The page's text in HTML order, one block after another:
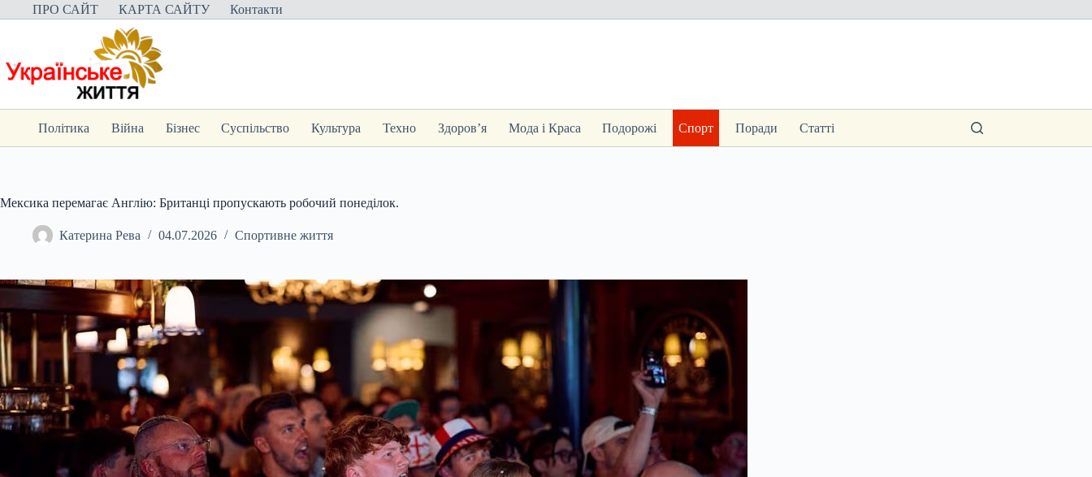
Перейти
до
ПРО САЙТ КАРТА САЙТУ Контакти
Політика Війна Бізнес Суспільство Культура Техно Здоров’я Мода і Краса Подорожі Спорт Поради Статті
Мексика перемагає Англію: Британці пропускають робочий понеділок.
Катерина Рева 04.07.2026 Спортивне життя